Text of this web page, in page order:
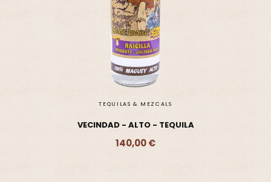
TEQUILAS & MEZCALS
VECINDAD - ALTO - TEQUILA
140,00 €
Ajouter - 140,00 €